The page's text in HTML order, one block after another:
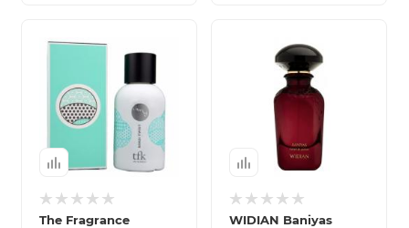
The Fragrance
WIDIAN Baniyas